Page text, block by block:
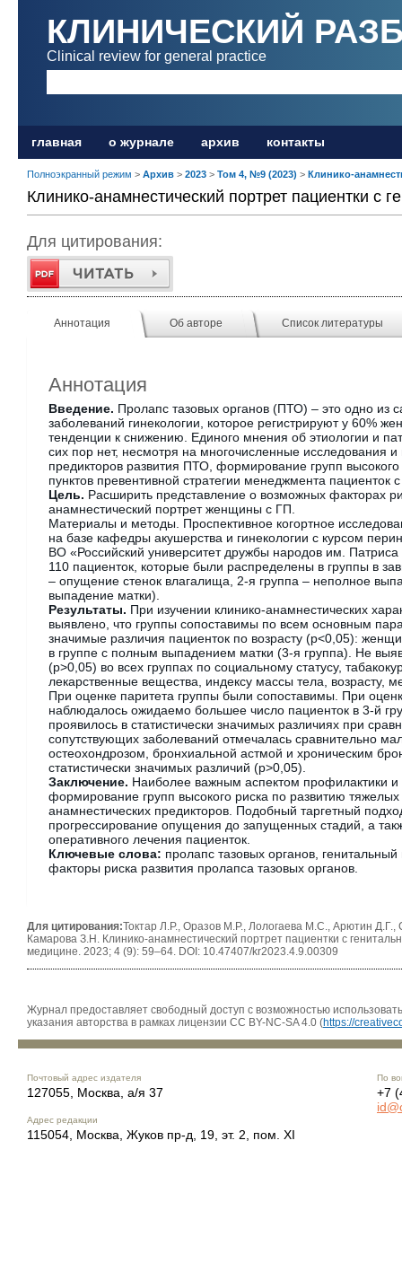
КЛИНИЧЕСКИЙ
Clinical review for general practice
главная о журнале архив контакты
Полноэкранный режим > Архив > 2023 > Том 4, №9 (2023) > Клинико-
Клинико-анамнестический портрет пациентки с
Для цитирования:
Аннотация Об авторе Список литературы
Аннотация
Введение. Пролапс тазовых органов (ПТО) – это одно из
заболеваний гинекологии, которое регистрируют у 60%
тенденции к снижению. Единого мнения об этиологии и
сих пор нет, несмотря на многочисленные исследования
предикторов развития ПТО, формирование групп
пунктов превентивной стратегии менеджмента пациенток
Цель. Расширить представление о возможных факторах
анамнестический портрет женщины с ГП.
Материалы и методы. Проспективное когортное
на базе кафедры акушерства и гинекологии с курсом
ВО «Российский университет дружбы народов им.
110 пациенток, которые были распределены в группы в
– опущение стенок влагалища, 2-я группа – неполное
выпадение матки).
Результаты. При изучении клинико-анамнестических
выявлено, что группы сопоставимы по всем основным
значимые различия пациенток по возрасту (p<0,05):
в группе с полным выпадением матки (3-я группа). Не
(p>0,05) во всех группах по социальному статусу,
лекарственные вещества, индексу массы тела, возрасту,
При оценке паритета группы были сопоставимы. При
наблюдалось ожидаемо большее число пациенток в 3-й
проявилось в статистически значимых различиях при
сопутствующих заболеваний отмечалась сравнительно
остеохондрозом, бронхиальной астмой и хроническим
статистически значимых различий (p>0,05).
Заключение. Наиболее важным аспектом профилактики и
формирование групп высокого риска по развитию
анамнестических предикторов. Подобный таргетный
прогрессирование опущения до запущенных стадий, а
оперативного лечения пациенток.
Ключевые слова: пролапс тазовых органов,
факторы риска развития пролапса тазовых органов.
Для цитирования:Токтар Л.Р., Оразов М.Р., Лологаева М.С., Арютин
Камарова З.Н. Клинико-анамнестический портрет пациентки с
медицине. 2023; 4 (9): 59–64. DOI: 10.47407/kr2023.4.9.00309
Журнал предоставляет свободный доступ с возможностью
указания авторства в рамках лицензии CC BY-NC-SA 4.0 (https://
Почтовый адрес издателя
127055, Москва, а/я 37
Адрес редакции
115054, Москва, Жуков пр-д, 19, эт. 2, пом. XI
По
+7